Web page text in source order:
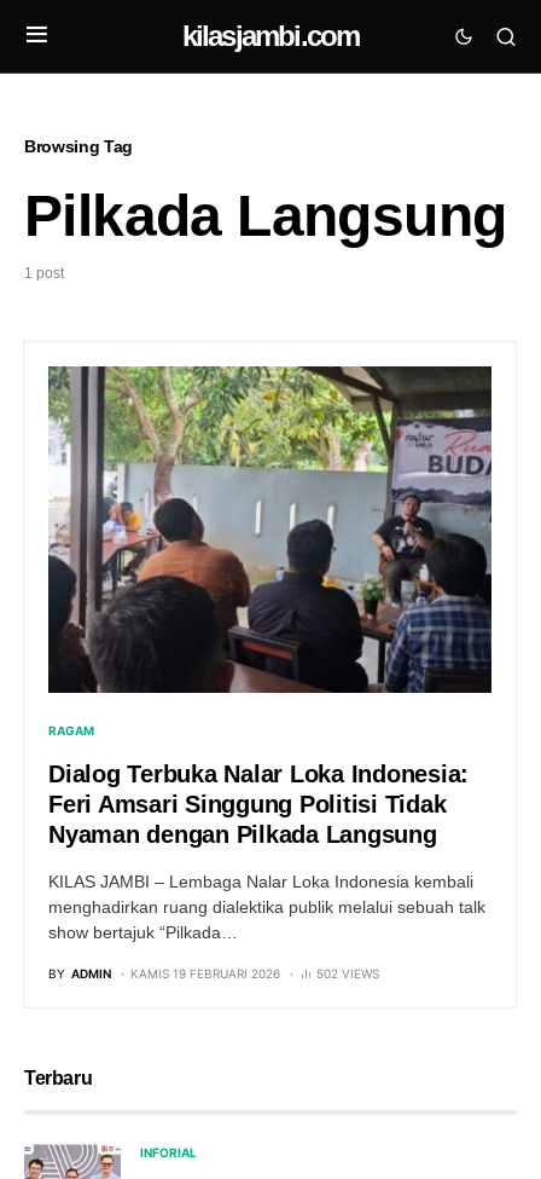
kilasjambi.com
Browsing Tag
Pilkada Langsung
1 post
RAGAM
Dialog Terbuka Nalar Loka Indonesia:
Feri Amsari Singgung Politisi Tidak
Nyaman dengan Pilkada Langsung
KILAS JAMBI – Lembaga Nalar Loka Indonesia kembali
menghadirkan ruang dialektika publik melalui sebuah talk
show bertajuk “Pilkada…
BY ADMIN KAMIS 19 FEBRUARI 2026 502 VIEWS
Terbaru
INFORIAL